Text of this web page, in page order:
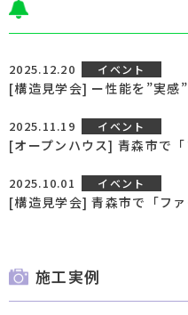
2025.12.20 イベント
2025.11.19 イベント
2025.10.01 イベント
施工実例